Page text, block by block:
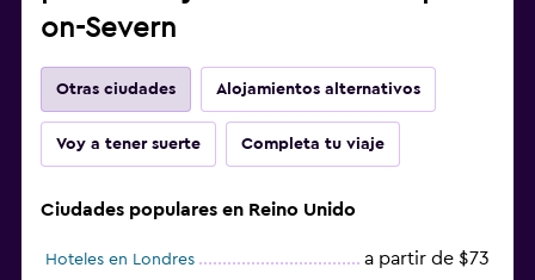
on-Severn
Otras ciudades Alojamientos alternativos
Voy a tener suerte Completa tu viaje
Ciudades populares en Reino Unido
Hoteles en Londres a partir de $73